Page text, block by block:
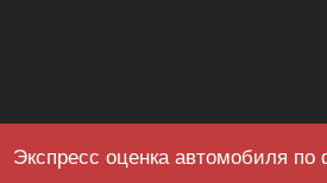
Экспресс оценка автомобиля